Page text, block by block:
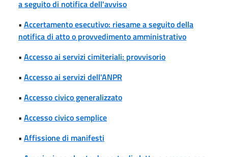
a seguito di notifica dell'avviso
• Accertamento esecutivo: riesame a seguito della
notifica di atto o provvedimento amministrativo
• Accesso ai servizi cimiteriali: provvisorio
• Accesso ai servizi dell'ANPR
• Accesso civico generalizzato
• Accesso civico semplice
• Affissione di manifesti